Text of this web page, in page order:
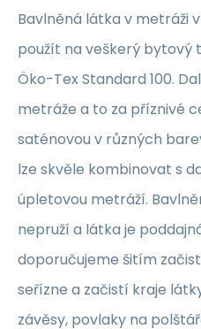
Bavlněná látka v metráži
použít na veškerý bytový
Öko-Tex Standard 100.
metráže a to za příznivé
saténovou v různých
lze skvěle kombinovat s
úpletovou metráží.
nepruží a látka je
doporučujeme šitím
seřízne a začistí kraje
závěsy, povlaky na